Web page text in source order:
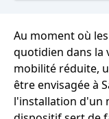
Au moment où
quotidien dans la
mobilité réduite,
être envisagée à
l'installation d'un